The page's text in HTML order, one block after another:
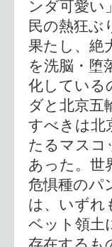
ンダ可愛い
民の熱狂ぶ
果たし、絶
を洗脳・堕
化している
ダと北京五
すべきは北
たるマスコ
あった。世
危惧種のパ
は、いずれ
ベット領土
存在するも